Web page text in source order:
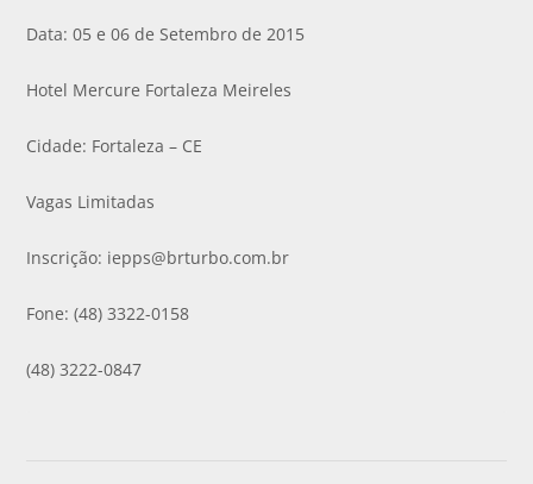
Data: 05 e 06 de Setembro de 2015
Hotel Mercure Fortaleza Meireles
Cidade: Fortaleza – CE
Vagas Limitadas
Inscrição: iepps@brturbo.com.br
Fone: (48) 3322-0158
(48) 3222-0847